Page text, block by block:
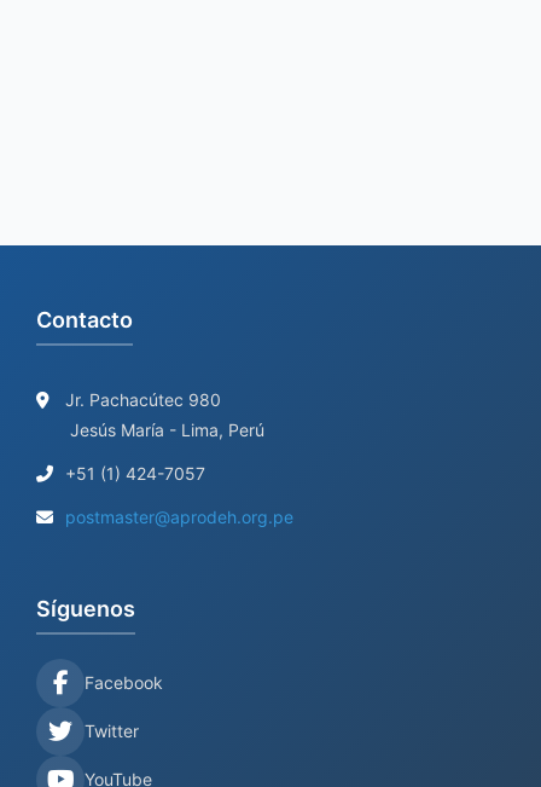
Contacto
Jr. Pachacútec 980
Jesús María - Lima, Perú
+51 (1) 424-7057
postmaster@aprodeh.org.pe
Síguenos
Facebook
Twitter
YouTube